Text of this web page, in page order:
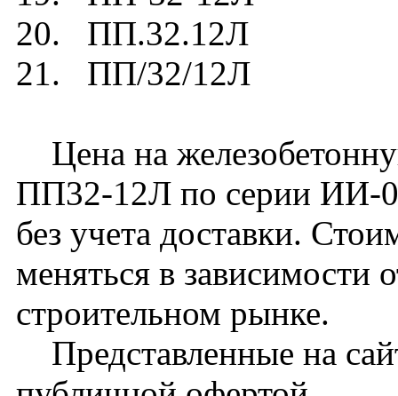
20. ПП.32.12Л
21. ПП/32/12Л
Цена на
ПП32-12Л по серии ИИ-
без учета доставки.
меняться в зависимости
строительном рынке.
Представленные на